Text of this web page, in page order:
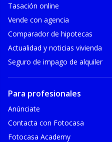
Tasación online
Vende con agencia
Comparador de hipotecas
Actualidad y noticias vivienda
Seguro de impago de alquiler
Para profesionales
Anúnciate
Contacta con Fotocasa
Fotocasa Academy